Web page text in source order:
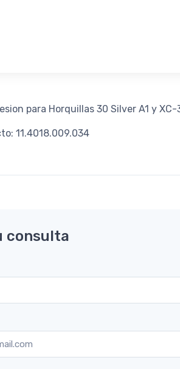
para Horquillas 30 Silver A1 y
11.4018.009.034
consulta